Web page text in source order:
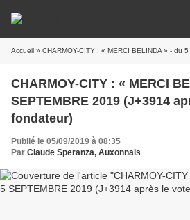
Accueil » CHARMOY-CITY : « MERCI BELINDA » - du 5 SEPTEMBRE
CHARMOY-CITY : « MERCI
SEPTEMBRE 2019 (J+3914 après le vote négatif
fondateur)
Publié le 05/09/2019 à 08:35
Par Claude Speranza, Auxonnais